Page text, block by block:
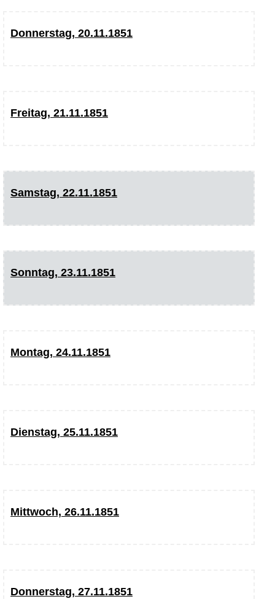
Donnerstag, 20.11.1851
Freitag, 21.11.1851
Samstag, 22.11.1851
Sonntag, 23.11.1851
Montag, 24.11.1851
Dienstag, 25.11.1851
Mittwoch, 26.11.1851
Donnerstag, 27.11.1851